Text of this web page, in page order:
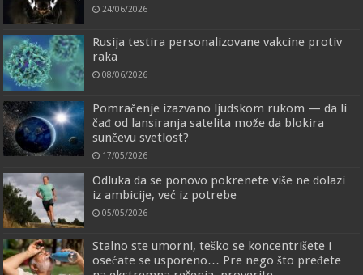
24/06/2026
Rusija testira personalizovane vakcine protiv
raka
08/06/2026
Pomračenje izazvano ljudskom rukom — da li
čađ od lansiranja satelita može da blokira
sunčevu svetlost?
17/05/2026
Odluka da se ponovo pokrenete više ne dolazi
iz ambicije, već iz potrebe
05/05/2026
Stalno ste umorni, teško se koncentrišete i
osećate se usporeno… Pre nego što pređete